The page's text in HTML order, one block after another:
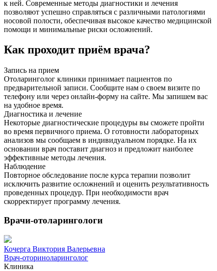
к ней. Современные методы диагностики и лечения
позволяют успешно справляться с различными патологиями
носовой полости, обеспечивая высокое качество медицинской
помощи и минимальные риски осложнений.
Как проходит приём врача?
Запись на прием
Отоларинголог клиники принимает пациентов по
предварительной записи. Сообщите нам о своем визите по
телефону или через онлайн-форму на сайте. Мы запишем вас
на удобное время.
Диагностика и лечение
Некоторые диагностические процедуры вы сможете пройти
во время первичного приема. О готовности лабораторных
анализов мы сообщаем в индивидуальном порядке. На их
основании врач поставит диагноз и предложит наиболее
эффективные методы лечения.
Наблюдение
Повторное обследование после курса терапии позволит
исключить развитие осложнений и оценить результативность
проведенных процедур. При необходимости врач
скорректирует программу лечения.
Врачи-отоларингологи
Кочерга Виктория Валерьевна
Врач-оториноларинголог
Клиника